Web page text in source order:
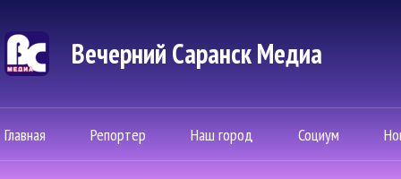
Вечерний Саранск Mедиа
Главная Репортер Наш город Социум